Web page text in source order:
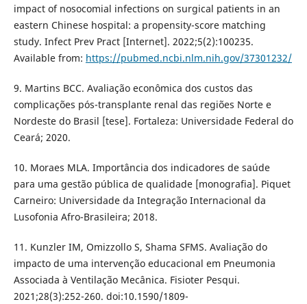
impact of nosocomial infections on surgical patients in an
eastern Chinese hospital: a propensity-score matching
study. Infect Prev Pract [Internet]. 2022;5(2):100235.
Available from: https://pubmed.ncbi.nlm.nih.gov/37301232/
9. Martins BCC. Avaliação econômica dos custos das
complicações pós-transplante renal das regiões Norte e
Nordeste do Brasil [tese]. Fortaleza: Universidade Federal do
Ceará; 2020.
10. Moraes MLA. Importância dos indicadores de saúde
para uma gestão pública de qualidade [monografia]. Piquet
Carneiro: Universidade da Integração Internacional da
Lusofonia Afro-Brasileira; 2018.
11. Kunzler IM, Omizzollo S, Shama SFMS. Avaliação do
impacto de uma intervenção educacional em Pneumonia
Associada à Ventilação Mecânica. Fisioter Pesqui.
2021;28(3):252-260. doi:10.1590/1809-